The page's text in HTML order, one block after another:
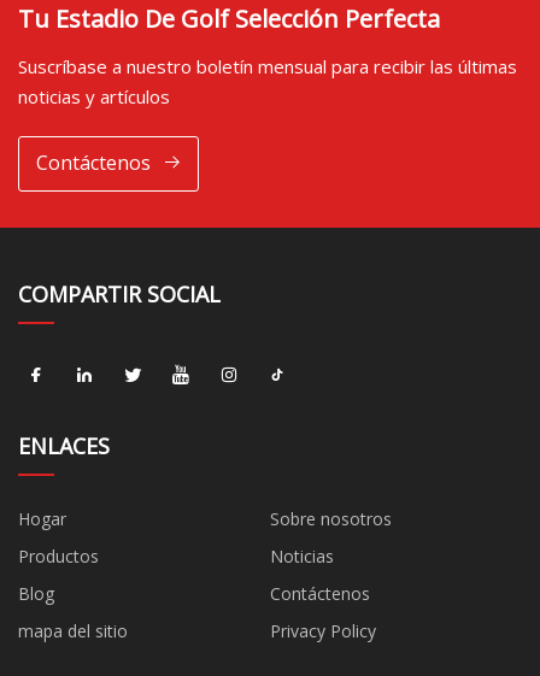
Tu Estadio De Golf Selección Perfecta
Suscríbase a nuestro boletín mensual para recibir las últimas
noticias y artículos
Contáctenos
COMPARTIR SOCIAL
ENLACES
Hogar
Sobre nosotros
Productos
Noticias
Blog
Contáctenos
mapa del sitio
Privacy Policy